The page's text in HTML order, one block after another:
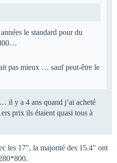
le standard pour du
pas mieux … sauf peut-être le
il y a 4 ans quand j’ai acheté
prix ils étaient quasi tous à
les 17", la majorité des 15.4" ont